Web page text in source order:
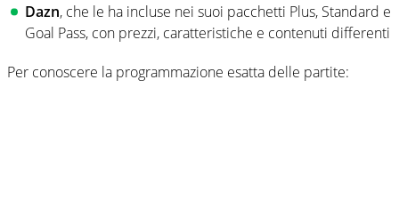
Dazn, che le ha incluse nei suoi pacchetti Plus, Standard e
Goal Pass, con prezzi, caratteristiche e contenuti differenti
Per conoscere la programmazione esatta delle partite: